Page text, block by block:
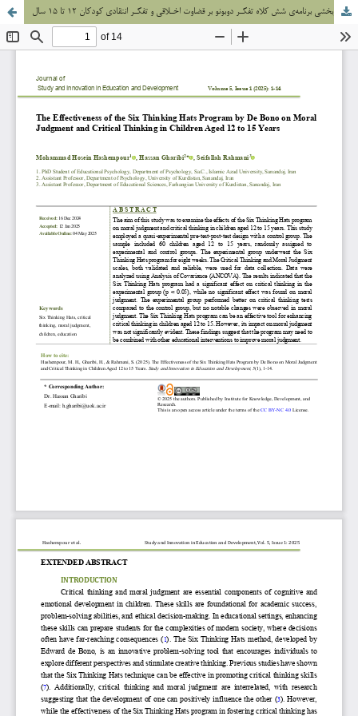
اثربخشی برنامه‌ی شش کلاه تفکـر دوبونو بر قضاوت اخـلاقی و تفکـر انتقادی کودکان 12 تا 15 سال